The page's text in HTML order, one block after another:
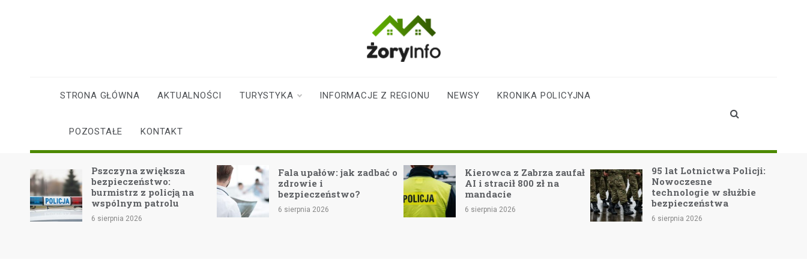
mieszkańców
Żor
STRONA GŁÓWNA AKTUALNOŚCI TURYSTYKA INFORMACJE Z REGIONU NEWSY KRONIKA POLICYJNA
POZOSTAŁE KONTAKT
Pszczyna zwiększa
bezpieczeństwo:
burmistrz z policją na
wspólnym patrolu
6 sierpnia 2026
Fala upałów: jak zadbać o
zdrowie i
bezpieczeństwo?
6 sierpnia 2026
Kierowca z Zabrza zaufał
AI i stracił 800 zł na
mandacie
6 sierpnia 2026
95 lat Lotnictwa Policji:
Nowoczesne
technologie w służbie
bezpieczeństwa
6 sierpnia 2026